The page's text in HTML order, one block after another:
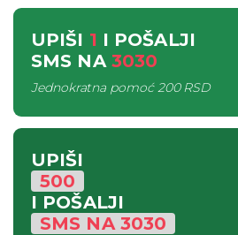
UPIŠI 1 I POŠALJI
SMS NA 3030
Jednokratna pomoć200 RSD
UPIŠI
500
I POŠALJI
SMS NA3030